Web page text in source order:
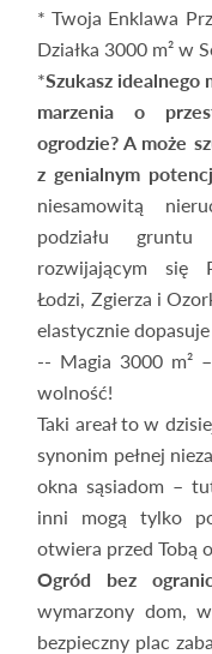
* Twoja Enklawa
Działka 3000 m² w
*Szukasz idealnego
marzenia o
ogrodzie? A może
z genialnym
niesamowitą
podziału
rozwijającym się
Łodzi, Zgierza i
elastycznie
-- Magia 3000 m²
wolność!
Taki areał to w
synonim pełnej
okna sąsiadom –
inni mogą tylko
otwiera przed Tobą
Ogród bez
wymarzony dom,
bezpieczny plac